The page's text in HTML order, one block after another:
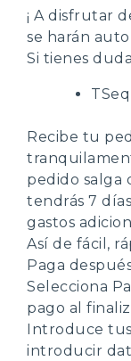
¡ A disfrutar
se harán
Si tienes
Recibe tu
pedido salga
tendrás 7
gastos
Así de fácil,
Paga
Selecciona
pago al
Introduce
introducir